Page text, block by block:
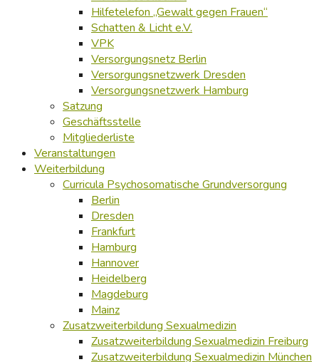
Hilfetelefon „Gewalt gegen Frauen“
Schatten & Licht e.V.
VPK
Versorgungsnetz Berlin
Versorgungsnetzwerk Dresden
Versorgungsnetzwerk Hamburg
Satzung
Geschäftsstelle
Mitgliederliste
Veranstaltungen
Weiterbildung
Curricula Psychosomatische Grundversorgung
Berlin
Dresden
Frankfurt
Hamburg
Hannover
Heidelberg
Magdeburg
Mainz
Zusatzweiterbildung Sexualmedizin
Zusatzweiterbildung Sexualmedizin Freiburg
Zusatzweiterbildung Sexualmedizin München